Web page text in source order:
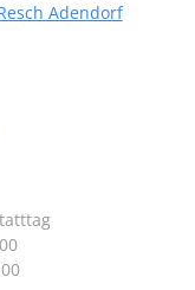
Adendorf